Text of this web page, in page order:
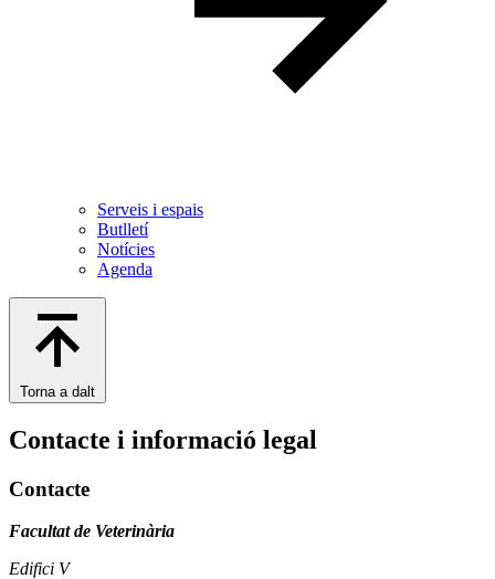
Serveis i espais
Butlletí
Notícies
Agenda
Torna a dalt
Contacte i informació legal
Contacte
Facultat de Veterinària
Edifici V